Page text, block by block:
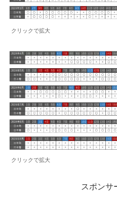
クリックで拡大
クリックで拡大
スポンサ